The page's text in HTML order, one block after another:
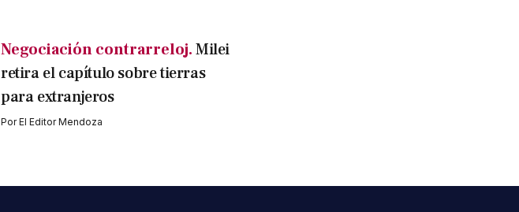
Negociación contrarreloj.Milei
retira el capítulo sobre tierras
para extranjeros
PorEl Editor Mendoza